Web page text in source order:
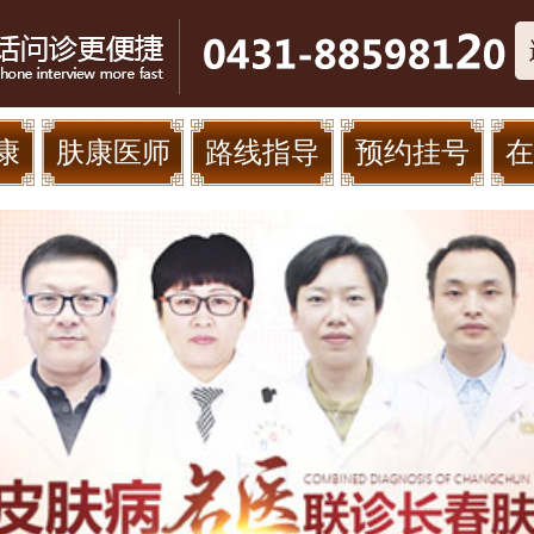
肤康医师 路线指导 预约挂号